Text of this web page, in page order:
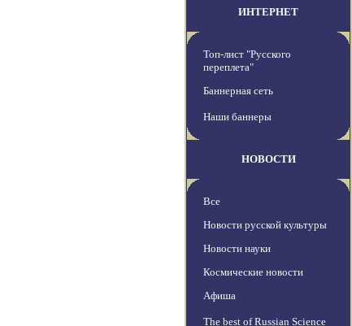
ИНТЕРНЕТ
Топ-лист "Русского
переплета"
Баннерная сеть
Наши баннеры
НОВОСТИ
Все
Новости русской культуры
Новости науки
Космические новости
Афиша
The best of Russian Science